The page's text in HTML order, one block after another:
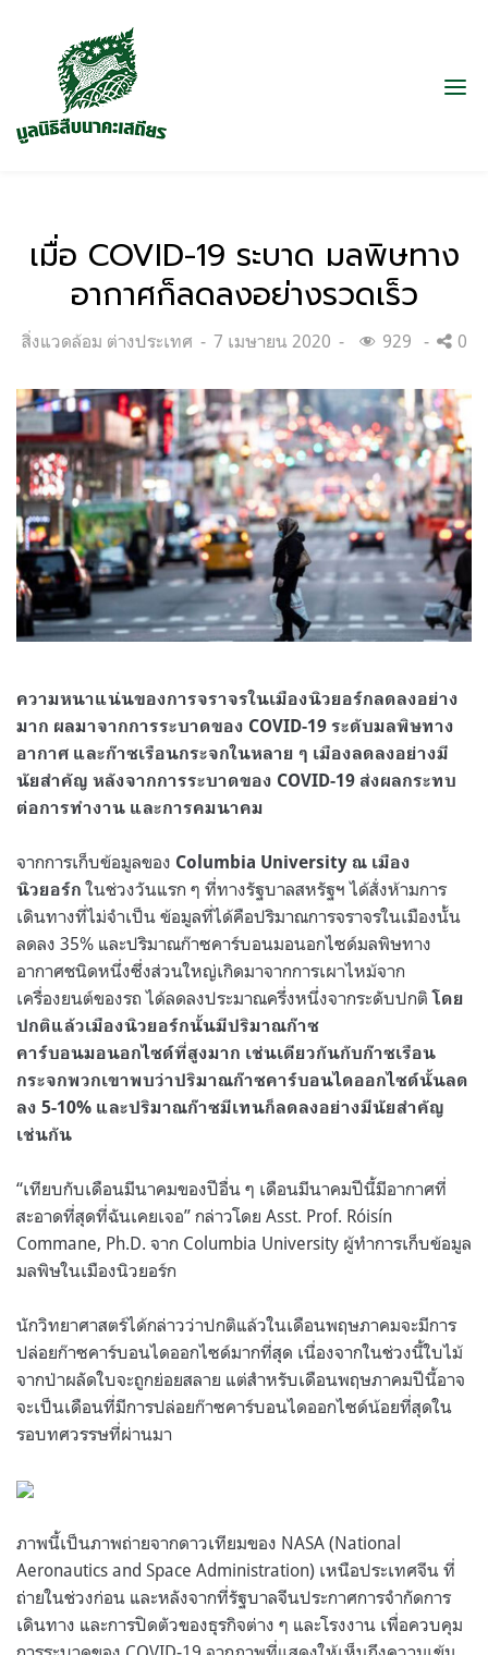
เมื่อ COVID-19 ระบาด มลพิษทาง
อากาศก็ลดลงอย่างรวดเร็ว
Categories:
สิ่งแวดล้อม ต่างประเทศ
Posted
7 เมษายน 2020 929 0
ความหนาแน่นของการจราจรในเมืองนิวยอร์กลดลงอย่าง
มาก ผลมาจากการระบาดของ COVID-19 ระดับมลพิษทาง
อากาศ และก๊าซเรือนกระจกในหลาย ๆ เมืองลดลงอย่างมี
นัยสำคัญ หลังจากการระบาดของ COVID-19 ส่งผลกระทบ
ต่อการทำงาน และการคมนาคม
จากการเก็บข้อมูลของ Columbia University ณ เมือง
นิวยอร์ก ในช่วงวันแรก ๆ ที่ทางรัฐบาลสหรัฐฯ ได้สั่งห้ามการ
เดินทางที่ไม่จำเป็น ข้อมูลที่ได้คือปริมาณการจราจรในเมืองนั้น
ลดลง 35% และปริมาณก๊าซคาร์บอนมอนอกไซด์มลพิษทาง
อากาศชนิดหนึ่งซึ่งส่วนใหญ่เกิดมาจากการเผาไหม้จาก
เครื่องยนต์ของรถ ได้ลดลงประมาณครึ่งหนึ่งจากระดับปกติโดย
ปกติแล้วเมืองนิวยอร์กนั้นมีปริมาณก๊าซ
คาร์บอนมอนอกไซด์ที่สูงมาก เช่นเดียวกันกับก๊าซเรือน
กระจกพวกเขาพบว่าปริมาณก๊าซคาร์บอนไดออกไซด์นั้นลด
ลง 5-10% และปริมาณก๊าซมีเทนก็ลดลงอย่างมีนัยสำคัญ
เช่นกัน
“เทียบกับเดือนมีนาคมของปีอื่น ๆ เดือนมีนาคมปีนี้มีอากาศที่
สะอาดที่สุดที่ฉันเคยเจอ” กล่าวโดย Asst. Prof. Róisín
Commane, Ph.D. จาก Columbia University ผู้ทำการเก็บข้อมูล
มลพิษในเมืองนิวยอร์ก
นักวิทยาศาสตร์ได้กล่าวว่าปกติแล้วในเดือนพฤษภาคมจะมีการ
ปล่อยก๊าซคาร์บอนไดออกไซด์มากที่สุด เนื่องจากในช่วงนี้ใบไม้
จากป่าผลัดใบจะถูกย่อยสลาย แต่สำหรับเดือนพฤษภาคมปีนี้อาจ
จะเป็นเดือนที่มีการปล่อยก๊าซคาร์บอนไดออกไซด์น้อยที่สุดใน
รอบทศวรรษที่ผ่านมา
ภาพนี้เป็นภาพถ่ายจากดาวเทียมของ NASA (National
Aeronautics and Space Administration) เหนือประเทศจีน ที่
ถ่ายในช่วงก่อน และหลังจากที่รัฐบาลจีนประกาศการจำกัดการ
เดินทาง และการปิดตัวของธุรกิจต่าง ๆ และโรงงาน เพื่อควบคุม